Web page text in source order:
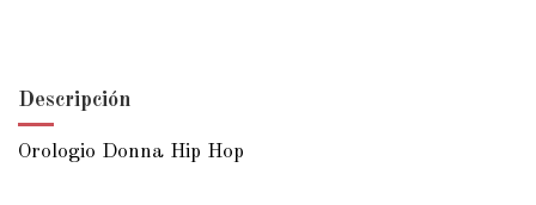
Descripción
Orologio Donna Hip Hop